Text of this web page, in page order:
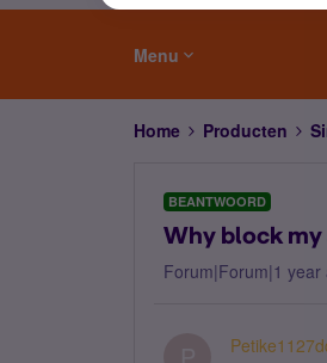
Menu
Home Producten
BEANTWOORD
Why block
Forum|Forum|1 year